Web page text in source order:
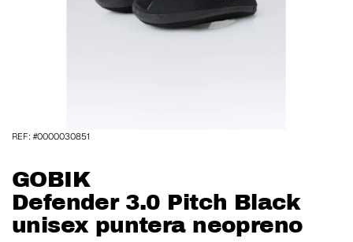
GOBIK
Defender 3.0 Pitch Black
unisex puntera neopreno
REF: #0000030851